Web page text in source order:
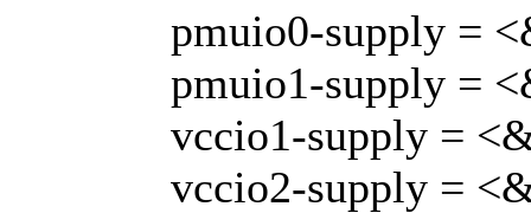
pmuio0-supply =
pmuio1-supply =
vccio1-supply =
vccio2-supply =